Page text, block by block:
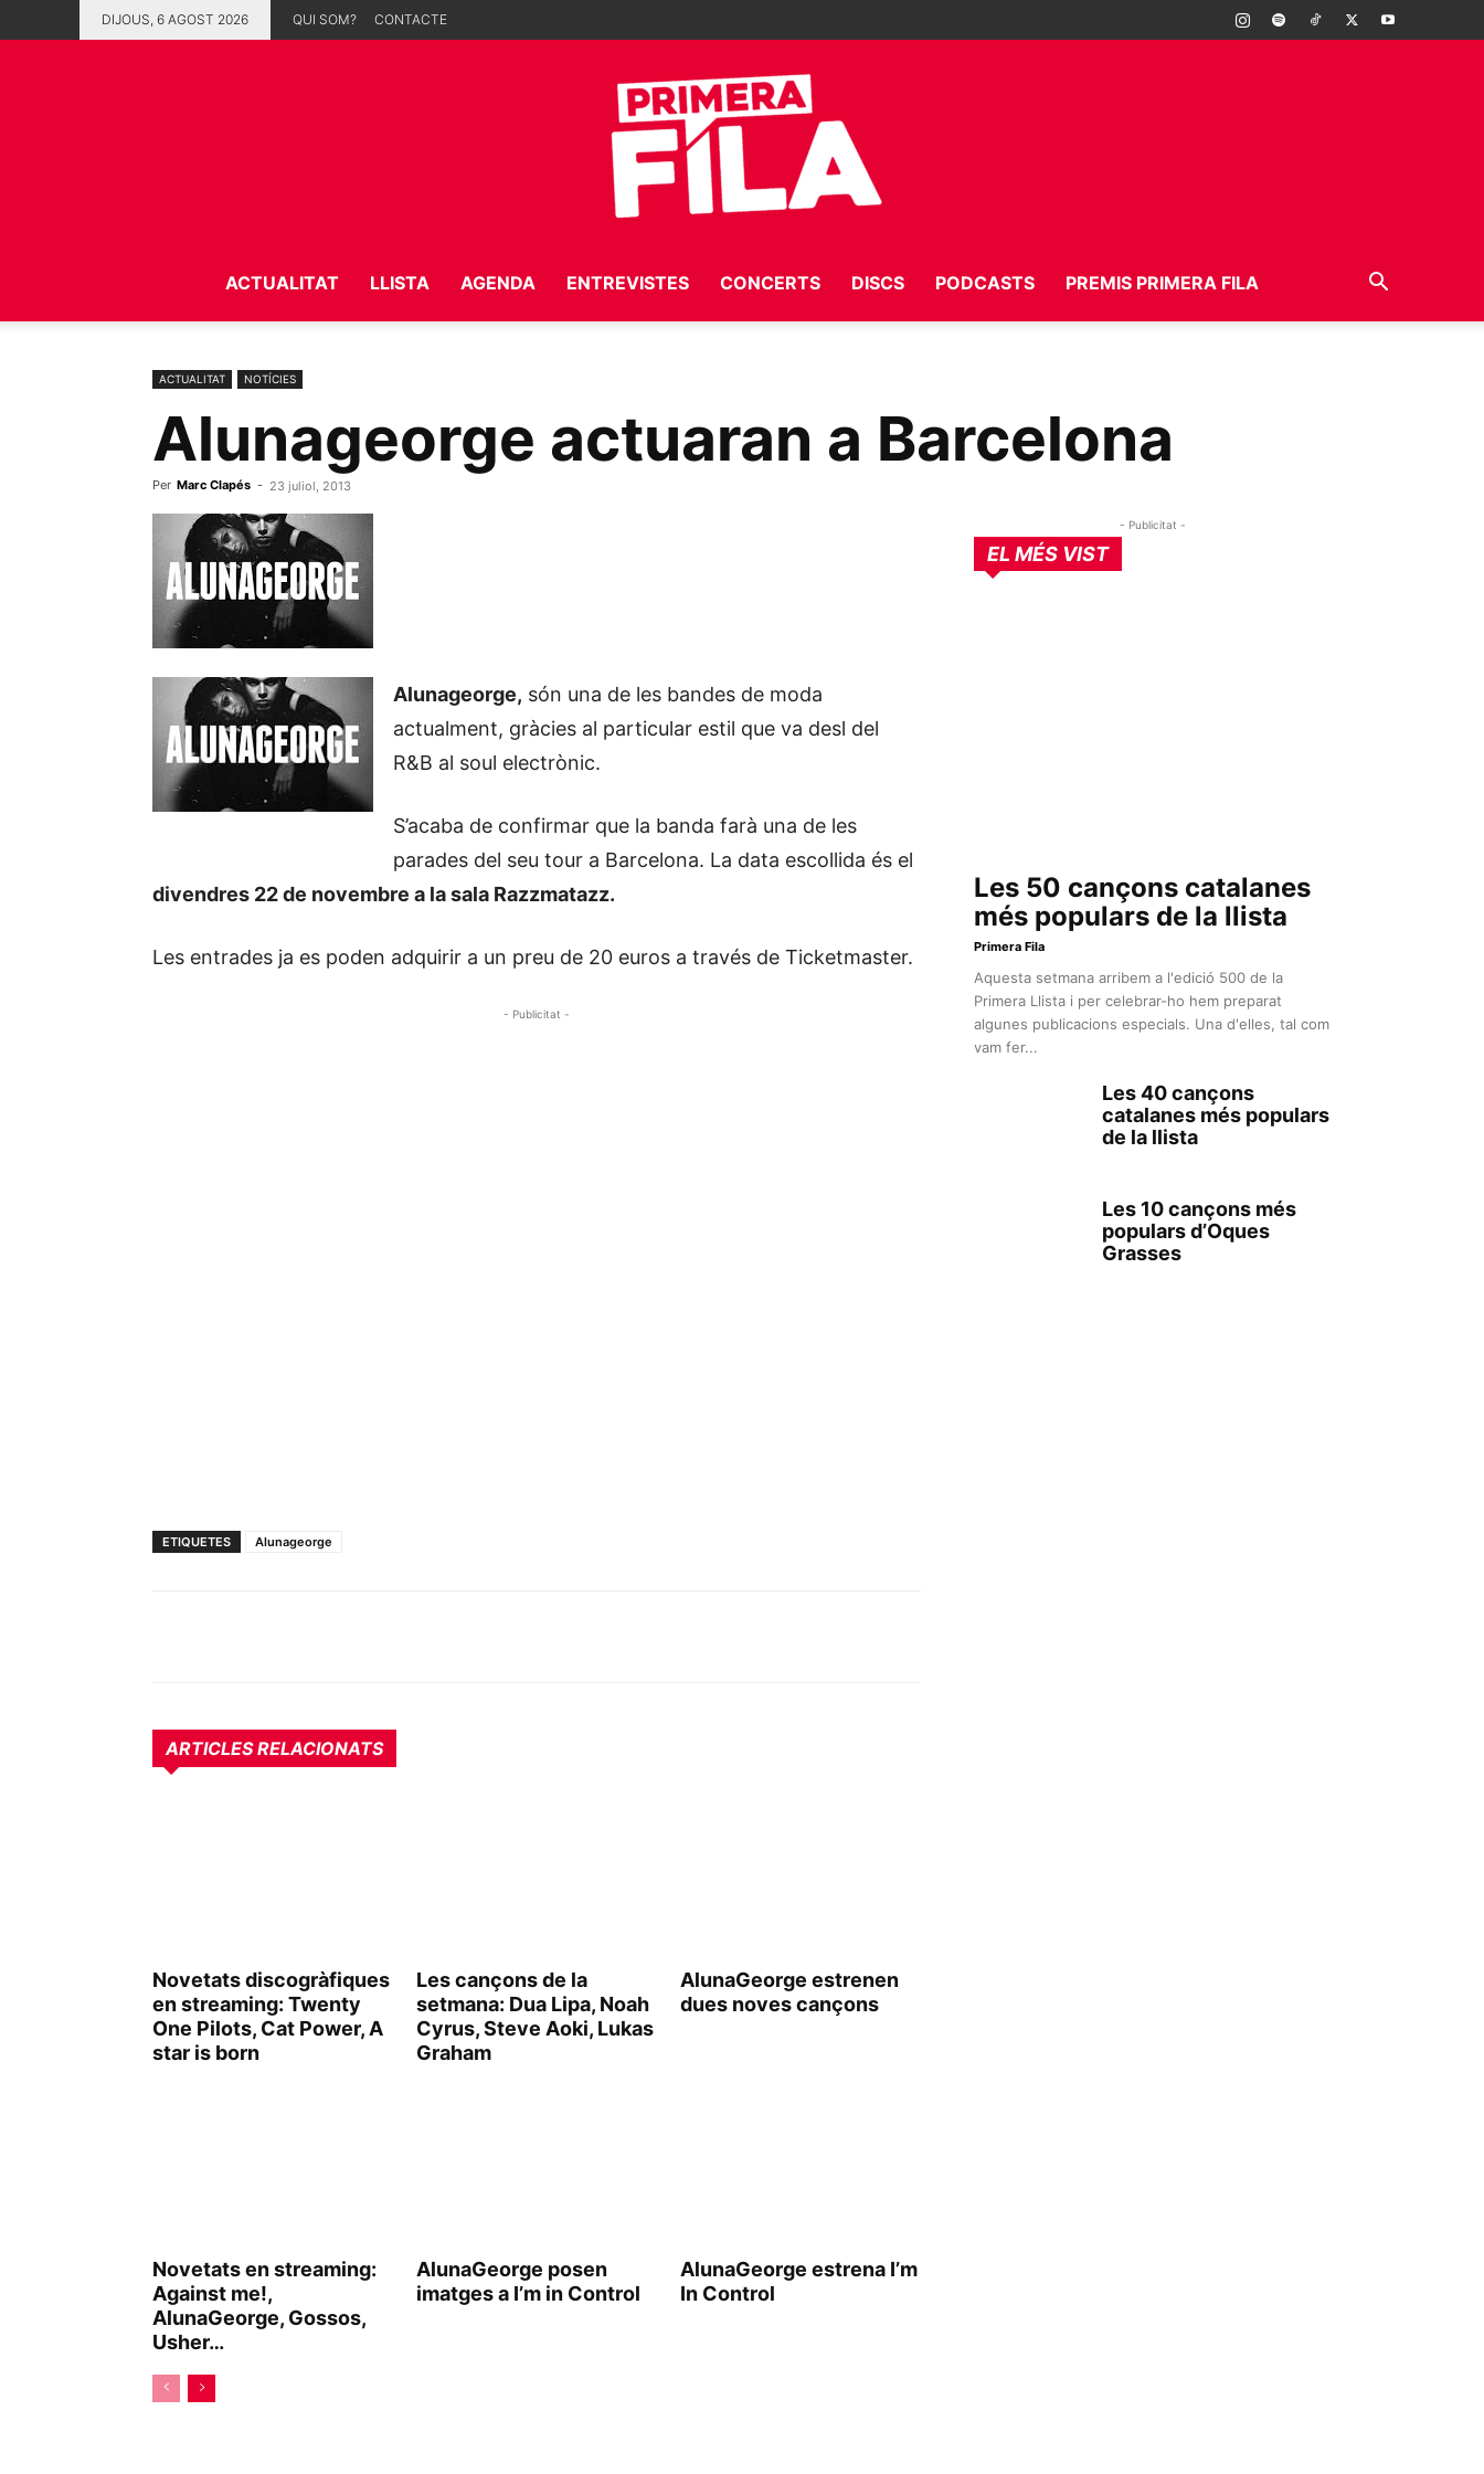
DIJOUS, 6 AGOST 2026 QUI SOM? CONTACTE
Fila
ACTUALITAT LLISTA AGENDA ENTREVISTES CONCERTS DISCS PODCASTS PREMIS PRIMERA FILA
ACTUALITAT NOTÍCIES
Alunageorge actuaran a Barcelona
Per Marc Clapés - 23 juliol, 2013
Alunageorge, són una de les bandes de moda
actualment, gràcies al particular estil que va desl del
R&B al soul electrònic.
S’acaba de confirmar que la banda farà una de les
parades del seu tour a Barcelona. La data escollida és el
divendres 22 de novembre a la sala Razzmatazz.
Les entrades ja es poden adquirir a un preu de 20 euros a través de Ticketmaster.
- Publicitat -
ETIQUETES Alunageorge
ARTICLES RELACIONATS
Novetats discogràfiques
en streaming: Twenty
One Pilots, Cat Power, A
star is born
Les cançons de la
setmana: Dua Lipa, Noah
Cyrus, Steve Aoki, Lukas
Graham
AlunaGeorge estrenen
dues noves cançons
Novetats en streaming:
Against me!,
AlunaGeorge, Gossos,
Usher…
AlunaGeorge posen
imatges a I’m in Control
AlunaGeorge estrena I’m
In Control
- Publicitat -
EL MÉS VIST
Les 50 cançons catalanes
més populars de la llista
Primera Fila
Aquesta setmana arribem a l'edició 500 de la
Primera Llista i per celebrar-ho hem preparat
algunes publicacions especials. Una d'elles, tal com
vam fer...
Les 40 cançons
catalanes més populars
de la llista
Les 10 cançons més
populars d’Oques
Grasses